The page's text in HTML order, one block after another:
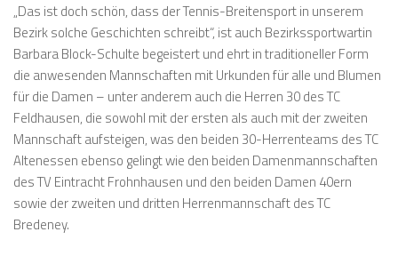
„Das ist doch schön, dass der Tennis-Breitensport in unserem
Bezirk solche Geschichten schreibt“, ist auch Bezirkssportwartin
Barbara Block-Schulte begeistert und ehrt in traditioneller Form
die anwesenden Mannschaften mit Urkunden für alle und Blumen
für die Damen – unter anderem auch die Herren 30 des TC
Feldhausen, die sowohl mit der ersten als auch mit der zweiten
Mannschaft aufsteigen, was den beiden 30-Herrenteams des TC
Altenessen ebenso gelingt wie den beiden Damenmannschaften
des TV Eintracht Frohnhausen und den beiden Damen 40ern
sowie der zweiten und dritten Herrenmannschaft des TC
Bredeney.